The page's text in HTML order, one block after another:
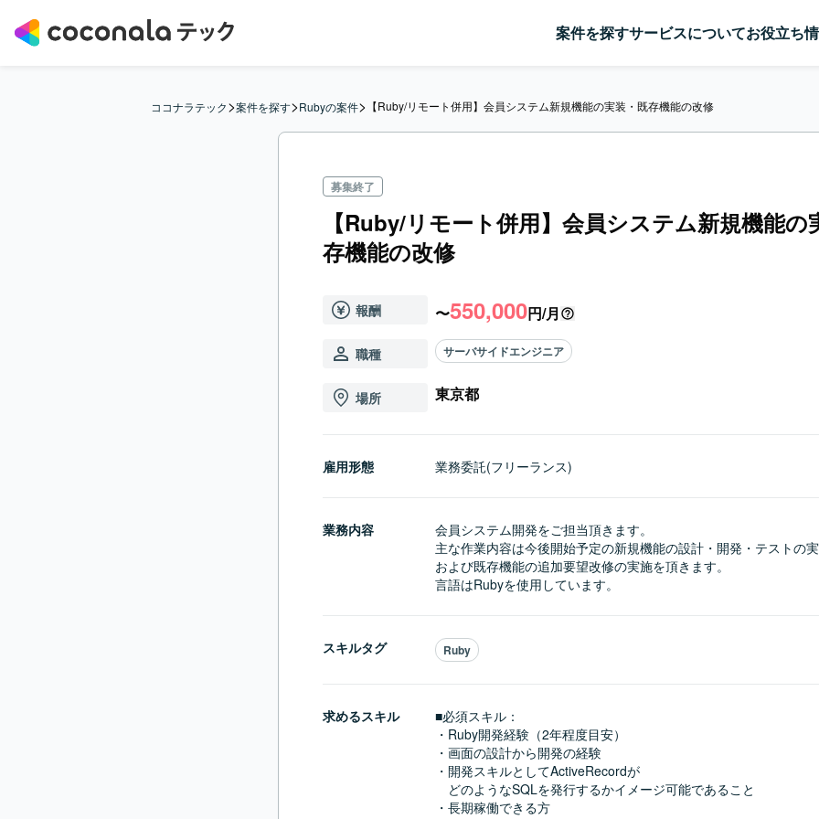
案件を探すサービスについてお役立ち
ココナラテック>案件を探す>Rubyの案件> 【Ruby/リモート併用】会員システム新規機能の実装・既存機能の改修
募集終了
【Ruby/リモート併用】会員システム新規機能の
存機能の改修
報酬 〜550,000円/月
職種 サーバサイドエンジニア
場所 東京都
雇用形態 業務委託(フリーランス)
業務内容
会員システム開発をご担当頂きます。
主な作業内容は今後開始予定の新規機能の設計・開発・テストの
および既存機能の追加要望改修の実施を頂きます。
言語はRubyを使用しています。
スキルタグ Ruby
求めるスキル
■必須スキル：
・Ruby開発経験（2年程度目安）
・画面の設計から開発の経験
・開発スキルとしてActiveRecordが
どのようなSQLを発行するかイメージ可能であること
・長期稼働できる方